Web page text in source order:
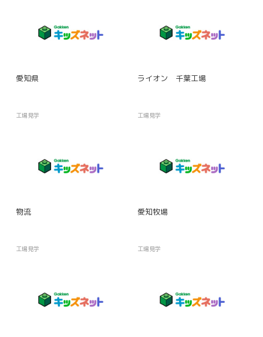
愛知県
工場見学
ライオン 千葉工場
工場見学
物流
工場見学
愛知牧場
工場見学